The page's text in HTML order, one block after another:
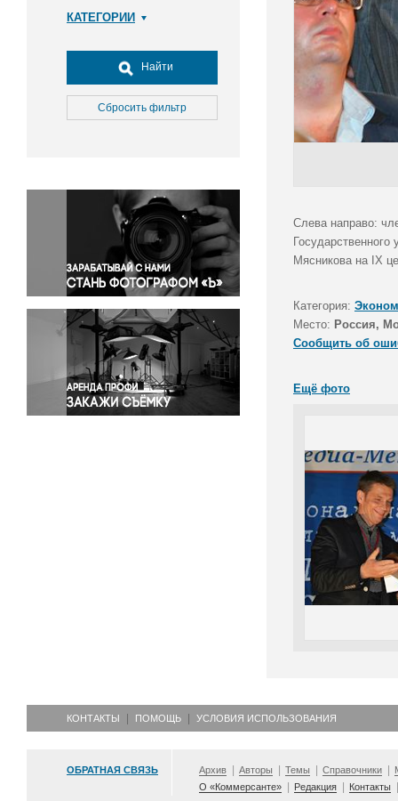
КАТЕГОРИИ
Досуг, туризм и отдых
Культура
Медицина
Окружающая среда
Политика
Правосудие
Происшествия и конфликты
Религия
Светская жизнь
Спорт
Экология
Экономика и бизнес
Найти
Сбросить фильтр
Слева направо:
Мясникова на IX
Категория:
Место: Россия,
Сообщить об
Ещё фото
КОНТАКТЫ ПОМОЩЬ УСЛОВИЯ ИСПОЛЬЗОВАНИЯ
ОБРАТНАЯ СВЯЗЬ Архив Авторы Темы Справочники
О «Коммерсанте»
Редакция Контакты